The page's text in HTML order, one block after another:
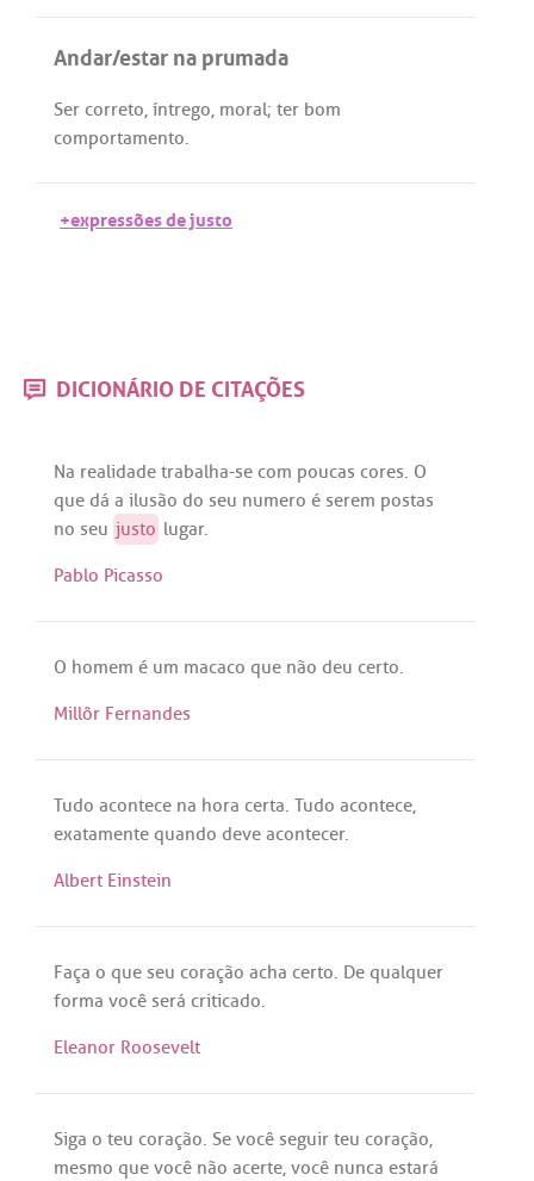
Andar/estar na prumada
Ser correto, íntrego, moral; ter bom
comportamento.
+expressões de justo
DICIONÁRIO DE CITAÇÕES
Na realidade trabalha-se com poucas cores. O
que dá a ilusão do seu numero é serem postas
no seu justo lugar.
Pablo Picasso
O homem é um macaco que não deu certo.
Millôr Fernandes
Tudo acontece na hora certa. Tudo acontece,
exatamente quando deve acontecer.
Albert Einstein
Faça o que seu coração acha certo. De qualquer
forma você será criticado.
Eleanor Roosevelt
Siga o teu coração. Se você seguir teu coração,
mesmo que você não acerte, você nunca estará